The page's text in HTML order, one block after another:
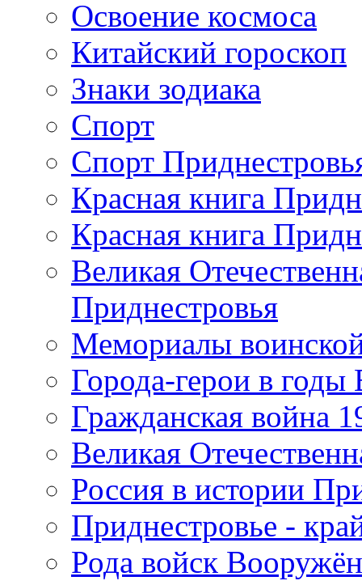
Освоение космоса
Китайский гороскоп
Знаки зодиака
Спорт
Спорт
Красная книга
Красная книга
Великая
Приднестровья
Мемориалы
Города-герои в
Гражданская война
Великая
Россия в истории
Приднестровье -
Рода войск